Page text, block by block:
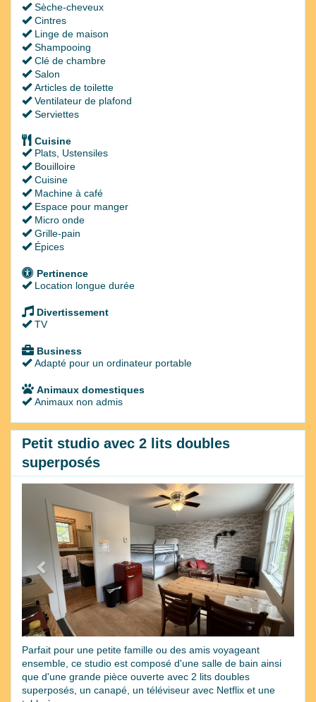
Sèche-cheveux
Cintres
Linge de maison
Shampooing
Clé de chambre
Salon
Articles de toilette
Ventilateur de plafond
Serviettes
Cuisine
Plats, Ustensiles
Bouilloire
Cuisine
Machine à café
Espace pour manger
Micro onde
Grille-pain
Épices
Pertinence
Location longue durée
Divertissement
TV
Business
Adapté pour un ordinateur portable
Animaux domestiques
Animaux non admis
Petit studio avec 2 lits doubles
superposés
Previous
Next
Parfait pour une petite famille ou des amis voyageant
ensemble, ce studio est composé d'une salle de bain ainsi
que d'une grande pièce ouverte avec 2 lits doubles
superposés, un canapé, un téléviseur avec Netflix et une